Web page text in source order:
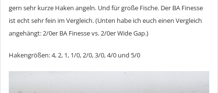
gern sehr kurze Haken angeln. Und für große Fische. Der BA Finesse
ist echt sehr fein im Vergleich. (Unten habe ich euch einen Vergleich
angehängt: 2/0er BA Finesse vs. 2/0er Wide Gap.)
Hakengrößen: 4, 2, 1, 1/0, 2/0, 3/0, 4/0 und 5/0